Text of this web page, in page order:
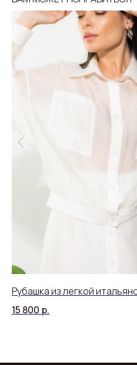
Рубашка из легкой
15 800 р.